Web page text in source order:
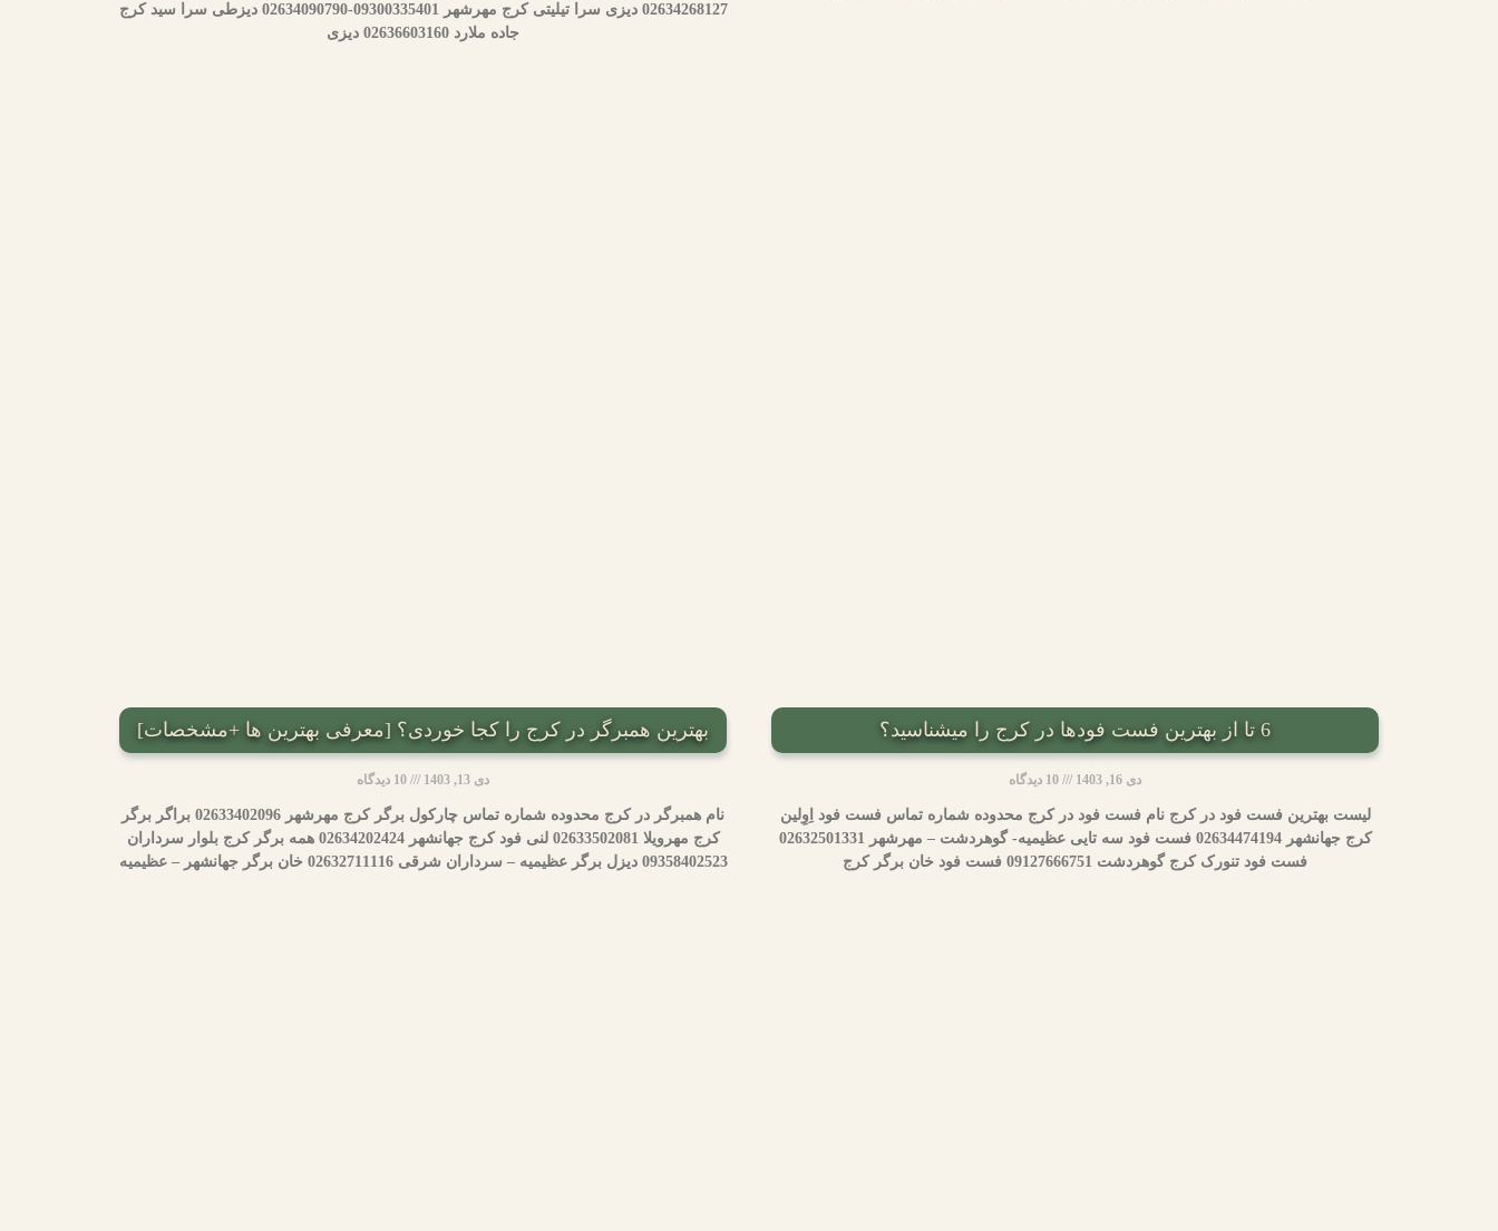
02634268127 دیزی سرا تیلیتی کرج مهرشهر 09300335401-02634090790 دیزطی سرا سید کرج
جاده ملارد 02636603160 دیزی
6 تا از بهترین فست فودها در کرج را میشناسید؟
دی 16, 1403
لیست بهترین فست فود در کرج نام فست فود در کرج محدوده شماره تماس فست فود ا‌ِوِلین
کرج جهانشهر 02634474194 فست فود سه تایی عظیمیه- گوهردشت – مهرشهر 02632501331
فست فود تنورک کرج گوهردشت 09127666751 فست فود خان برگر کرج
بهترین همبرگر در کرج را کجا خوردی؟ [معرفی بهترین ها +مشخصات]
دی 13, 1403
نام همبرگر در کرج محدوده شماره تماس چارکول برگر کرج مهرشهر 02633402096 براگر برگر
کرج مهرویلا 02633502081 لنی فود کرج جهانشهر 02634202424 همه برگر کرج بلوار سرداران
09358402523 دیزل برگر عظیمیه – سرداران شرقی 02632711116 خان برگر جهانشهر – عظیمیه